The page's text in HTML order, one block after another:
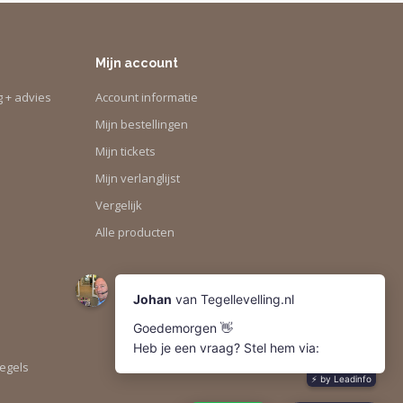
+ advies
Mijn account
Account informatie
Mijn bestellingen
Mijn tickets
Mijn verlanglijst
Vergelijk
Alle producten